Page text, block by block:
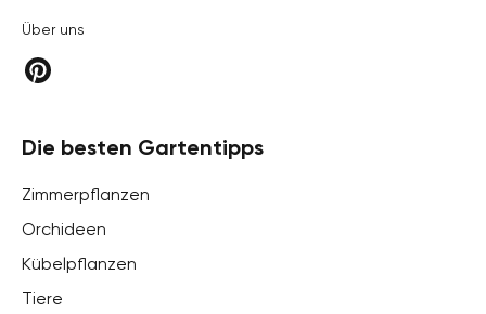
Über uns
Die besten Gartentipps
Zimmerpflanzen
Orchideen
Kübelpflanzen
Tiere